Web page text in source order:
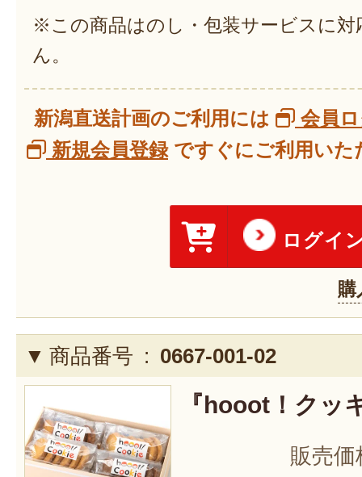
※この商品はのし・包装サービスに対
ん。
新潟直送計画のご利用には
会員
新規会員登録ですぐにご利用いた
ログイ
購
商品番号 : 0667-001-02
『hooot！クッ
販売価